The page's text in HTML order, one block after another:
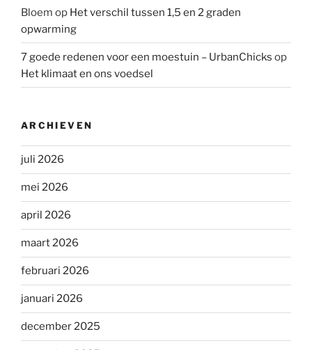
Bloem op Het verschil tussen 1,5 en 2 graden
opwarming
7 goede redenen voor een moestuin – UrbanChicks op
Het klimaat en ons voedsel
ARCHIEVEN
juli 2026
mei 2026
april 2026
maart 2026
februari 2026
januari 2026
december 2025